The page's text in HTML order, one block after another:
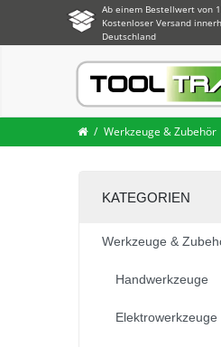
Ab einem Bestellwert von
Kostenloser Versand
Deutschland
Werkzeuge & Zubehör
KATEGORIEN
Werkzeuge &
Handwerkzeuge
Elektrowerkzeuge